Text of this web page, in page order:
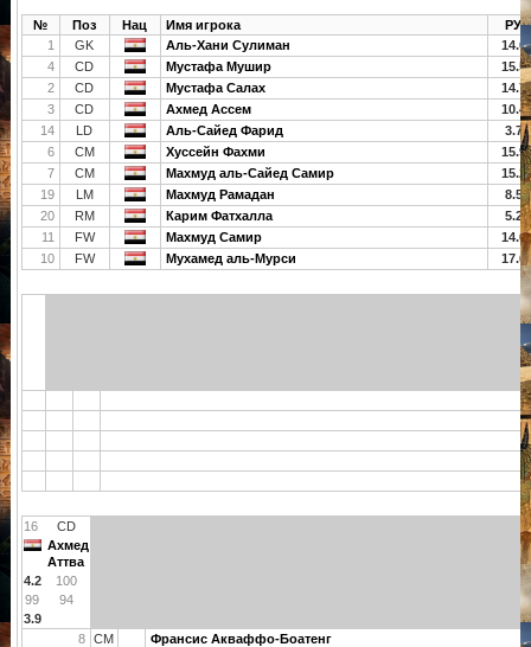
№ Поз Нац Имя игрока
РУ
1
GK Аль-Хани Сулиман
14.0
4
CD Мустафа Мушир
15.5
2
CD Мустафа Салах
14.7
3
CD Ахмед Ассем
10.4
14
LD Аль-Сайед Фарид
3.7
6
CM Хуссейн Фахми
15.9
7
CM Махмуд аль-Сайед Самир
15.2
19
LM Махмуд Рамадан
8.5
20
RM Карим Фатхалла
5.2
11
FW Махмуд Самир
14.6
10
FW Мухамед аль-Мурси 17.6
16
CD
Ахмед
Аттва
4.2
100
99
94
3.9
8
CM Франсис Акваффо-Боатенг